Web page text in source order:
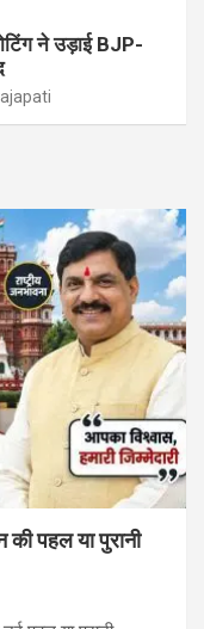
ने उड़ाई BJP-
पहल या पुरानी